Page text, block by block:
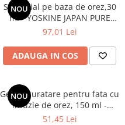
NOU
Ser facial pe baza de orez,30
ml - YOSKINE JAPAN PURE
RICE INFUSION
97,01 Lei
ADAUGA IN COS
NOU
Gel de curatare pentru fata cu
infuzie de orez, 150 ml -
YOSKINE JAPAN PURE RICE
51,45 Lei